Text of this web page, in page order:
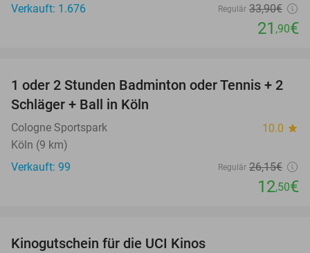
Verkauft: 1.676
Regulär 33,90€
21 ,90€
52%
1 oder 2 Stunden Badminton oder Tennis + 2
Schläger + Ball in Köln
Cologne Sportspark 10.0 star
Köln (9 km)
Verkauft: 99
Regulär 26,15€
12,50€
Kinogutschein für die UCI Kinos